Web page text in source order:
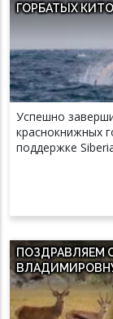
ГОРБАТЫХ
Успешно
краснокнижных
поддержке
ПОЗДРАВЛЯЕМ